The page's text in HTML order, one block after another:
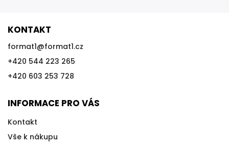
KONTAKT
format1@format1.cz
+420 544 223 265
+420 603 253 728
INFORMACE PRO VÁS
Kontakt
Vše k nákupu